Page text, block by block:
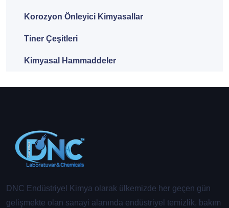
Korozyon Önleyici Kimyasallar
Tiner Çeşitleri
Kimyasal Hammaddeler
DNC Endüstriyel Kimya olarak ülkemizde her geçen gün
gelişmekte olan sanayi alanında endüstriyel temizlik, bakım